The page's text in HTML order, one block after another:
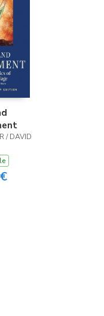
/ DAVID